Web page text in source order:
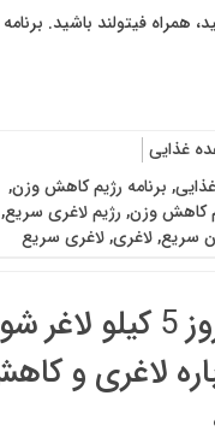
هستید، همراه فیتولند باشید.
غذایی
, برنامه رژیم کاهش وزن,
کاهش وزن, رژیم لاغری سریع,
سریع,لاغری,لاغری سریع
چطور در 7 روز 5 کیلو
لاغری و